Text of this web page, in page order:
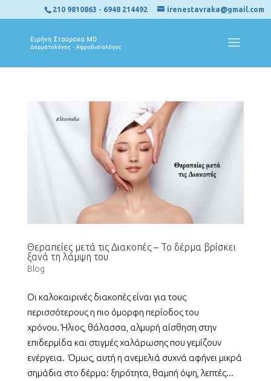
210 9810863 - 6948 214492 irenestavraka@gmail.com
Θεραπείες μετά τις Διακοπές – Το δέρμα βρίσκει
ξανά τη λάμψη του
Blog
Οι καλοκαιρινές διακοπές είναι για τους
περισσότερους η πιο όμορφη περίοδος του
χρόνου. Ήλιος, θάλασσα, αλμυρή αίσθηση στην
επιδερμίδα και στιγμές χαλάρωσης που γεμίζουν
ενέργεια. Όμως, αυτή η ανεμελιά συχνά αφήνει μικρά
σημάδια στο δέρμα: ξηρότητα, θαμπή όψη, λεπτές...